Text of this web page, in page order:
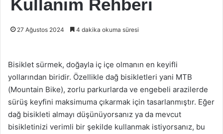
Kullanım Rehberi
27 Ağustos 2024 4 dakika okuma süresi
Bisiklet sürmek, doğayla iç içe olmanın en keyifli
yollarından biridir. Özellikle dağ bisikletleri yani MTB
(Mountain Bike), zorlu parkurlarda ve engebeli arazilerde
sürüş keyfini maksimuma çıkarmak için tasarlanmıştır. Eğer
dağ bisikleti almayı düşünüyorsanız ya da mevcut
bisikletinizi verimli bir şekilde kullanmak istiyorsanız, bu